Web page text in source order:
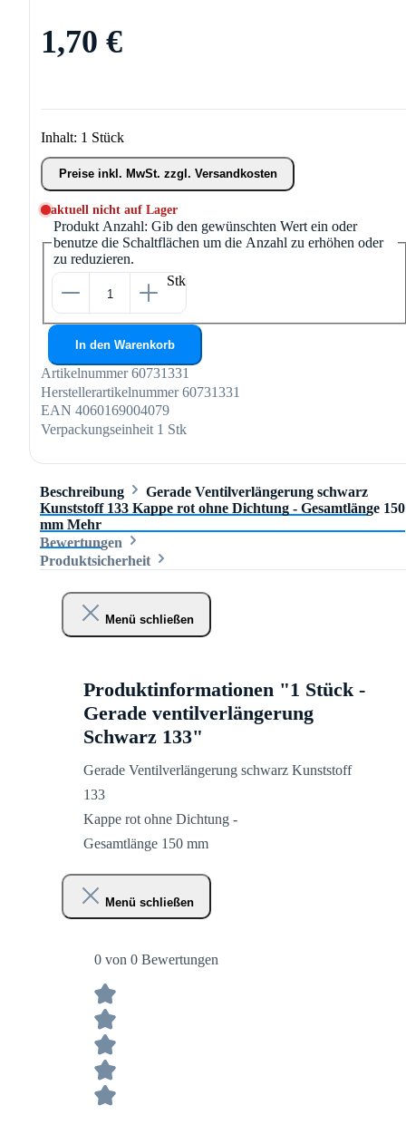
1,70 €
Inhalt: 1 Stück
Preise inkl. MwSt. zzgl. Versandkosten
aktuell nicht auf Lager
Produkt Anzahl: Gib den gewünschten Wert ein oder
benutze die Schaltflächen um die Anzahl zu erhöhen oder
zu reduzieren.
Stk
In den Warenkorb
Artikelnummer 60731331
Herstellerartikelnummer 60731331
EAN 4060169004079
Verpackungseinheit 1 Stk
Beschreibung
Gerade Ventilverlängerung schwarz
Kunststoff 133 Kappe rot ohne Dichtung - Gesamtlänge 150
mm Mehr
Bewertungen
Produktsicherheit
Menü schließen
Produktinformationen "1 Stück -
Gerade ventilverlängerung
Schwarz 133"
Gerade Ventilverlängerung schwarz Kunststoff
133
Kappe rot ohne Dichtung -
Gesamtlänge 150 mm
Menü schließen
0 von 0 Bewertungen